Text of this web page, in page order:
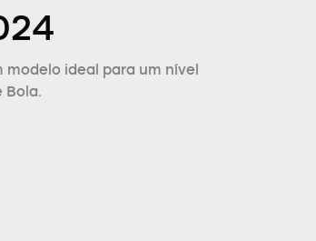
modelo ideal para um nível
Bola.